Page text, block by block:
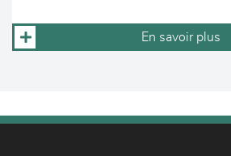
En savoir plus